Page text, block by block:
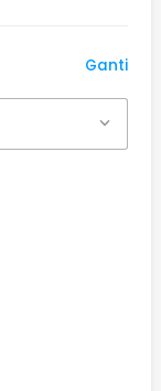
Ganti